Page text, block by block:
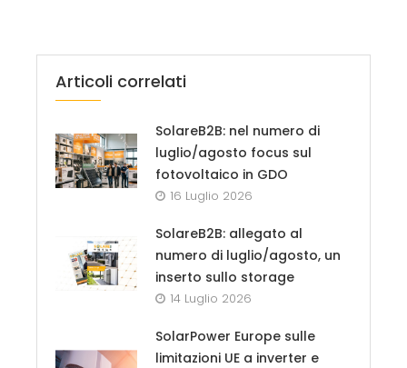
Articoli correlati
SolareB2B: nel numero di
luglio/agosto focus sul
fotovoltaico in GDO
16 Luglio 2026
SolareB2B: allegato al
numero di luglio/agosto, un
inserto sullo storage
14 Luglio 2026
SolarPower Europe sulle
limitazioni UE a inverter e